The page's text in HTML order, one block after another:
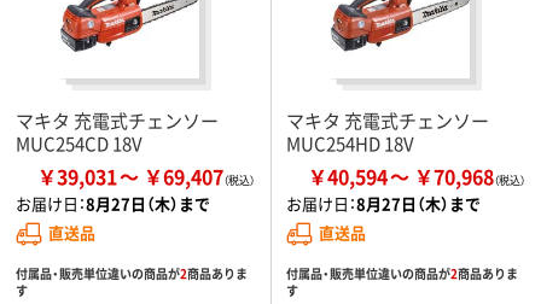
マキタ 充電式チェンソー
MUC254CD 18V
￥39,031 ￥69,407
お届け日：8月27日（木）まで
直送品
付属品・販売単位違いの商品が2商品ありま
す
マキタ 充電式チェンソー
MUC254HD 18V
￥40,594 ￥70,968
お届け日：8月27日（木）まで
直送品
付属品・販売単位違いの商品が2商品ありま
す